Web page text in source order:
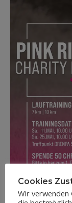
Cookies
Wir verwenden